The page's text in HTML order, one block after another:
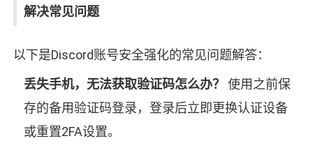
解决常见问题
以下是Discord账号安全强化的常见问题解答：
丢失手机，无法获取验证码怎么办？
使用之前保
存的备用验证码登录，登录后立即更换认证设备
或重置2FA设置。